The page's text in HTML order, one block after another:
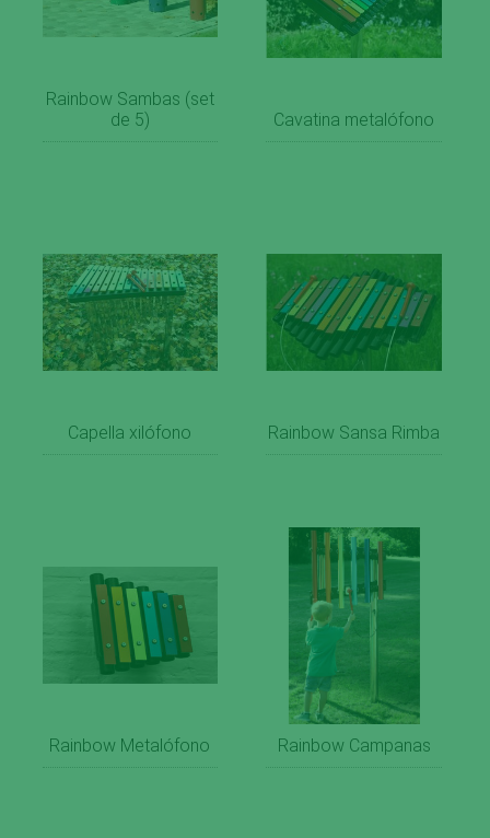
Rainbow Sambas (set
de 5)
Cavatina metalófono
Capella xilófono Rainbow Sansa Rimba
Rainbow Metalófono Rainbow Campanas